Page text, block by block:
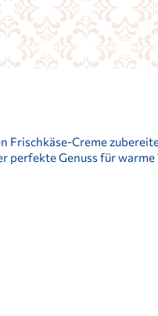
Frischkäse-Creme
perfekte Genuss für warme